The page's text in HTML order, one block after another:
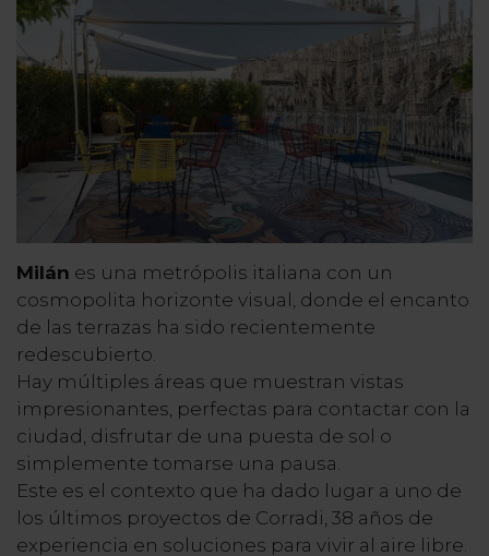
Milán es una metrópolis italiana con un
cosmopolita horizonte visual, donde el encanto
de las terrazas ha sido recientemente
redescubierto.
Hay múltiples áreas que muestran vistas
impresionantes, perfectas para contactar con la
ciudad, disfrutar de una puesta de sol o
simplemente tomarse una pausa.
Este es el contexto que ha dado lugar a uno de
los últimos proyectos de Corradi, 38 años de
experiencia en soluciones para vivir al aire libre.